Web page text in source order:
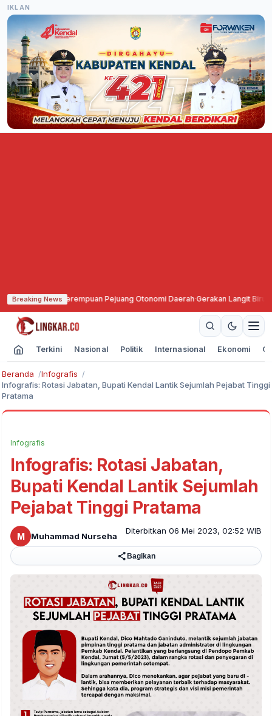
IKLAN
Breaking News
Sebagai Perempuan Pejuang Otonomi Daerah·Gerakan Langit Biru Asri,
Terkini Nasional Politik Internasional Ekonomi
Beranda
Infografis
Infografis: Rotasi Jabatan, Bupati Kendal Lantik Sejumlah Pejabat Tinggi
Pratama
Infografis
Infografis: Rotasi Jabatan,
Bupati Kendal Lantik Sejumlah
Pejabat Tinggi Pratama
M Muhammad Nurseha
Diterbitkan 06 Mei 2023, 02:52 WIB
Bagikan